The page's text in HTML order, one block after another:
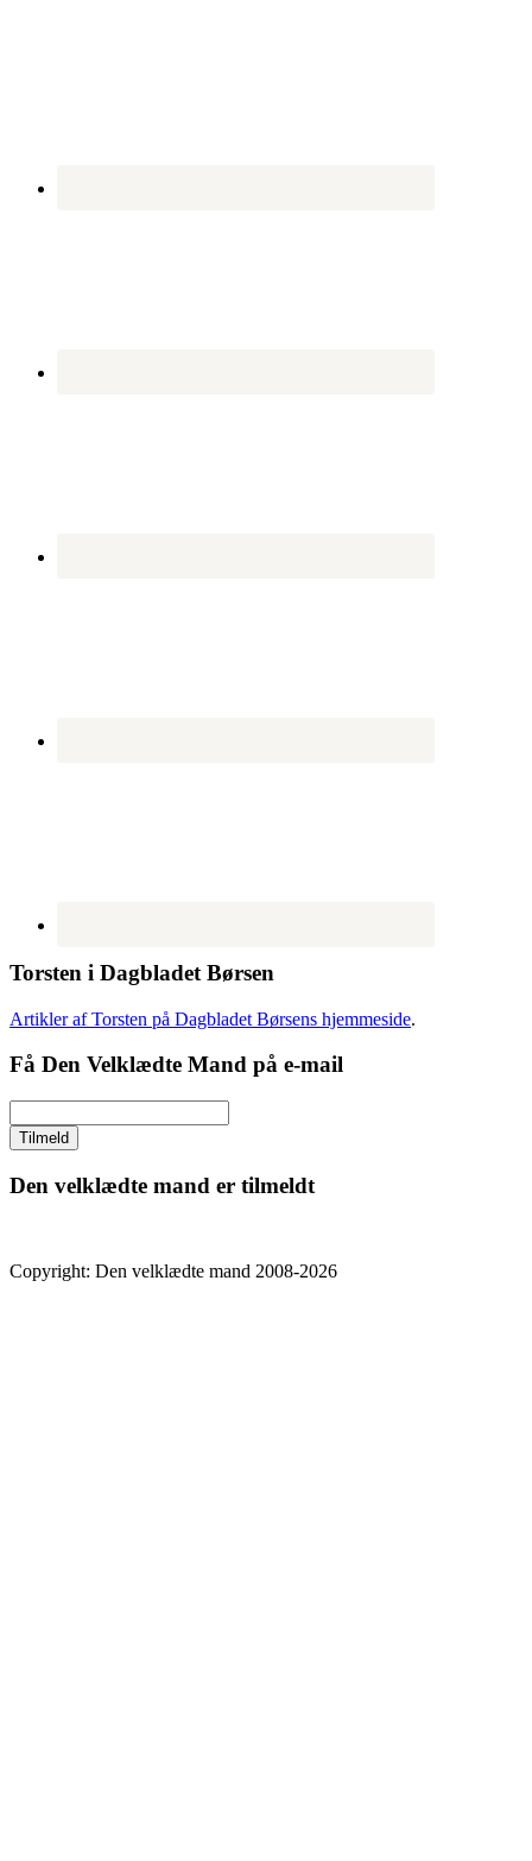
Torsten i Dagbladet Børsen
Artikler af Torsten på Dagbladet Børsens hjemmeside.
Få Den Velklædte Mand på e-mail
Den velklædte mand er tilmeldt
Copyright: Den velklædte mand 2008-2026